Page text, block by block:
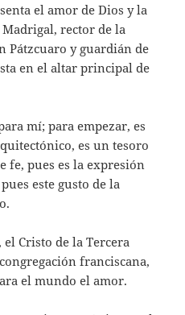
el amor de Dios y la
rector de la
Pátzcuaro y guardián de
en el altar principal de
mí; para empezar, es
es un tesoro
fe, pues es la expresión
este gusto de la
el Cristo de la Tercera
franciscana,
el mundo el amor.